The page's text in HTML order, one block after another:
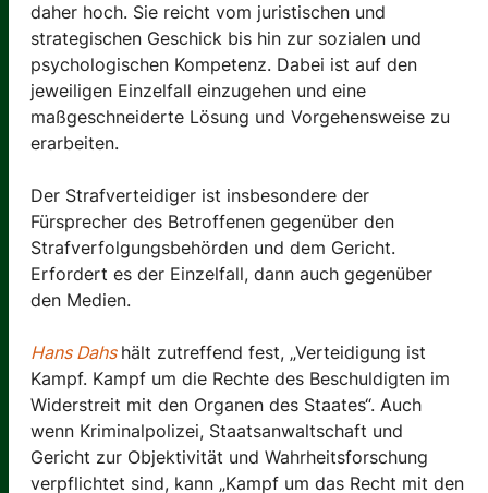
daher hoch. Sie reicht vom juristischen und
strategischen Geschick bis hin zur sozialen und
psychologischen Kompetenz. Dabei ist auf den
jeweiligen Einzelfall einzugehen und eine
maßgeschneiderte Lösung und Vorgehensweise zu
erarbeiten.
Der Strafverteidiger ist insbesondere der
Fürsprecher des Betroffenen gegenüber den
Strafverfolgungsbehörden und dem Gericht.
Erfordert es der Einzelfall, dann auch gegenüber
den Medien.
Hans Dahs hält zutreffend fest, „Verteidigung ist
Kampf. Kampf um die Rechte des Beschuldigten im
Widerstreit mit den Organen des Staates“. Auch
wenn Kriminalpolizei, Staatsanwaltschaft und
Gericht zur Objektivität und Wahrheitsforschung
verpflichtet sind, kann „Kampf um das Recht mit den